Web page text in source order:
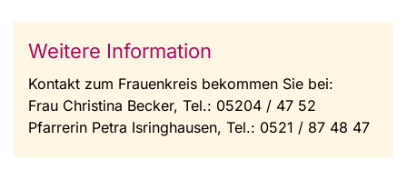
Weitere Information
Kontakt zum Frauenkreis bekommen Sie bei:
Frau Christina Becker, Tel.: 05204 / 47 52
Pfarrerin Petra Isringhausen, Tel.: 0521 / 87 48 47